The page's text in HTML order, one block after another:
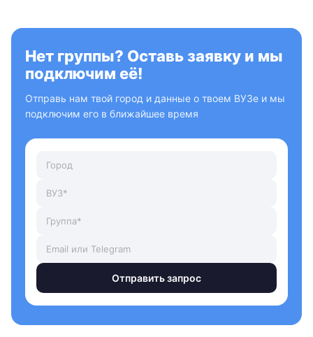
Нет группы? Оставь заявку и мы
подключим её!
Отправь нам твой город и данные о твоем ВУЗе и мы
подключим его в ближайшее время
Отправить запрос